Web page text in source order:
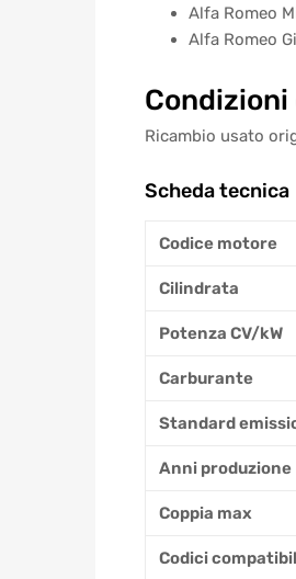
Alfa Romeo
Alfa Romeo
Condizioni
Ricambio usato
Scheda tecnica
Codice motore
Cilindrata
Potenza CV/kW
Carburante
Standard
Anni produzione
Coppia max
Codici